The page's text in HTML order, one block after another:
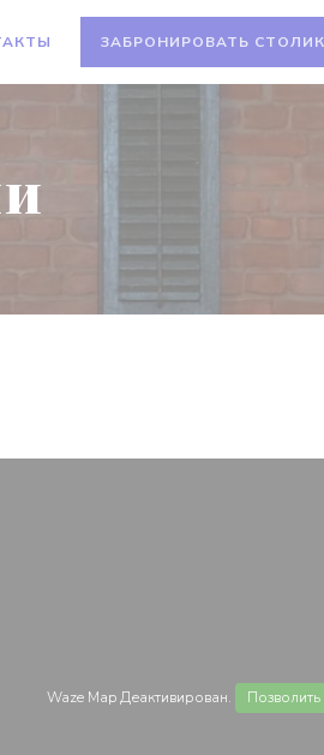
ЗАБРОНИРОВАТЬ СТОЛИК
Waze Map Деактивирован. Позволить